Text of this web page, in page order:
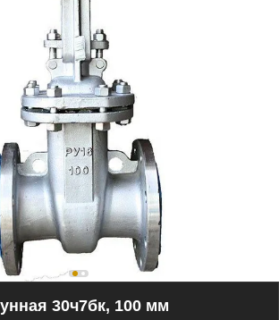
30ч7бк, 100 мм